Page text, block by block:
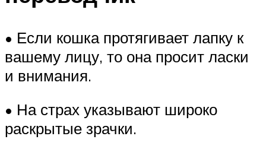
• Если кошка протягивает лапку к
вашему лицу, то она просит ласки
и внимания.
• На страх указывают широко
раскрытые зрачки.